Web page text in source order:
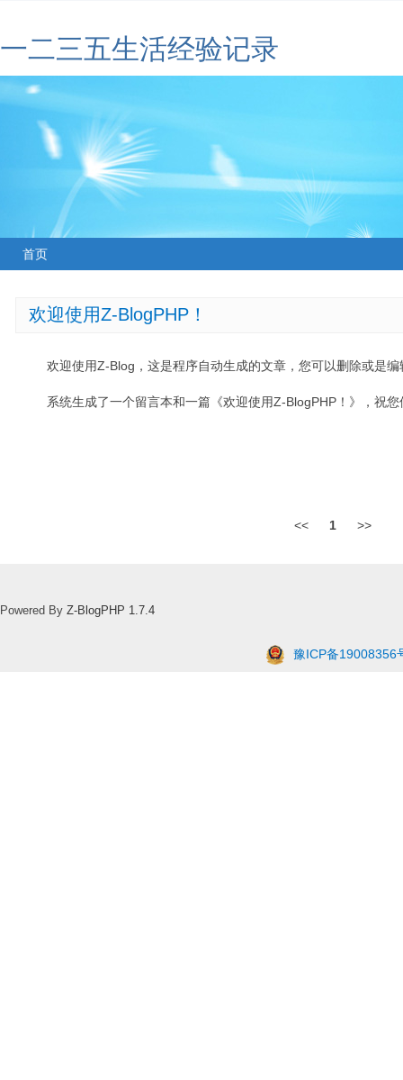
一二三五生活经验记录
首页
欢迎使用Z-BlogPHP！
欢迎使用Z-Blog，这是程序自动生成的文章，您可以删除或是编
系统生成了一个留言本和一篇《欢迎使用Z-BlogPHP！》，祝
<< 1 >>
Powered By Z-BlogPHP 1.7.4
豫ICP备19008356